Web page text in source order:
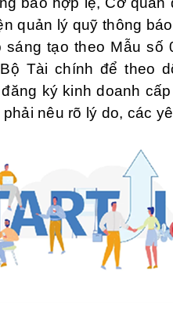
quản lý quỹ thông
tạo theo Mẫu số
Tài chính để theo
ký kinh doanh
nêu rõ lý do, các